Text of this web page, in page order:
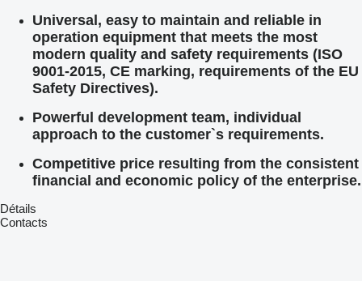
Universal, easy to maintain and reliable in
operation equipment that meets the most
modern quality and safety requirements (ISO
9001-2015, CE marking, requirements of the EU
Safety Directives).
Powerful development team, individual
approach to the customer`s requirements.
Competitive price resulting from the consistent
financial and economic policy of the enterprise.
Détails
Contacts